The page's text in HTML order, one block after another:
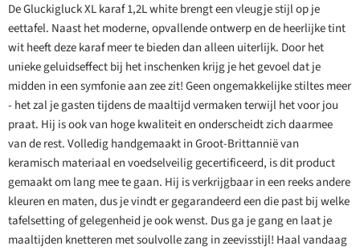
De Gluckigluck XL karaf 1,2L white brengt een vleugje stijl op je
eettafel. Naast het moderne, opvallende ontwerp en de heerlijke tint
wit heeft deze karaf meer te bieden dan alleen uiterlijk. Door het
unieke geluidseffect bij het inschenken krijg je het gevoel dat je
midden in een symfonie aan zee zit! Geen ongemakkelijke stiltes meer
- het zal je gasten tijdens de maaltijd vermaken terwijl het voor jou
praat. Hij is ook van hoge kwaliteit en onderscheidt zich daarmee
van de rest. Volledig handgemaakt in Groot-Brittannië van
keramisch materiaal en voedselveilig gecertificeerd, is dit product
gemaakt om lang mee te gaan. Hij is verkrijgbaar in een reeks andere
kleuren en maten, dus je vindt er gegarandeerd een die past bij welke
tafelsetting of gelegenheid je ook wenst. Dus ga je gang en laat je
maaltijden knetteren met soulvolle zang in zeevisstijl! Haal vandaag